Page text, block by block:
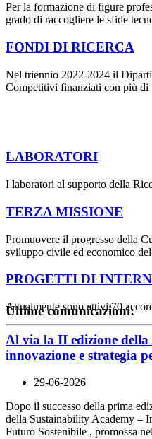
Per la formazione di figure
grado di raccogliere le sfide
FONDI DI RICERCA
Nel triennio 2022-2024 il
Competitivi finanziati con più di
LABORATORI
I laboratori al supporto della
TERZA MISSIONE
Promuovere il progresso della
sviluppo civile ed economico del
PROGETTI DI
Attualmente sono attivi 70
Ultime comunicazioni:
Al via la II edizione
innovazione e strategia
29-06-2026
Dopo il successo della prima
della Sustainability Academy –
Futuro Sostenibile , promossa